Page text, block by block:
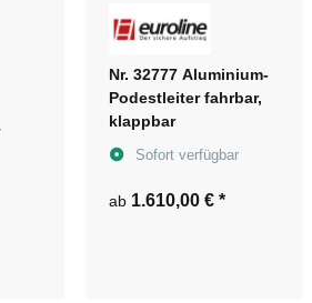
Nr. 32777 Aluminium-
Podestleiter fahrbar,
klappbar
Sofort verfügbar
ab 1.610,00 € *